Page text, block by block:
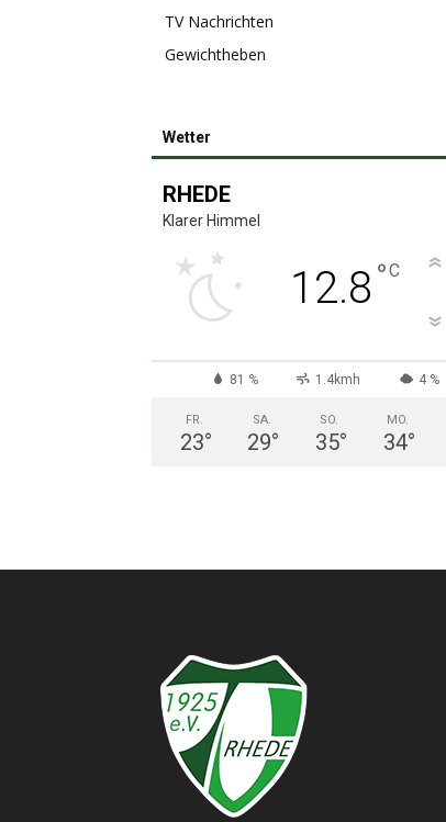
TV Nachrichten
Gewichtheben
Wetter
RHEDE
Klarer Himmel
12.8 °C
81 % 1.4kmh 4 %
FR.
23°
SA.
29°
SO.
35°
MO.
34°